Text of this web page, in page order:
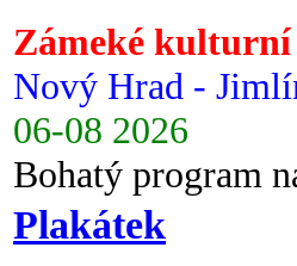
Zámeké kulturní
Nový Hrad -
06-08 2026
Bohatý program
Plakátek